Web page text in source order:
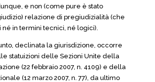
e non (come pure è stato
relazione di pregiudizialità (che
né in termini tecnici, né logici).
declinata la giurisdizione, occorre
statuizioni delle Sezioni Unite della
(22 febbraio 2007, n. 4109) e della
(12 marzo 2007, n. 77), da ultimo